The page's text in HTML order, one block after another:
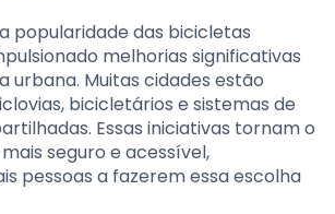
popularidade das bicicletas
melhorias significativas
urbana. Muitas cidades estão
bicicletários e sistemas de
Essas iniciativas tornam o
seguro e acessível,
pessoas a fazerem essa escolha